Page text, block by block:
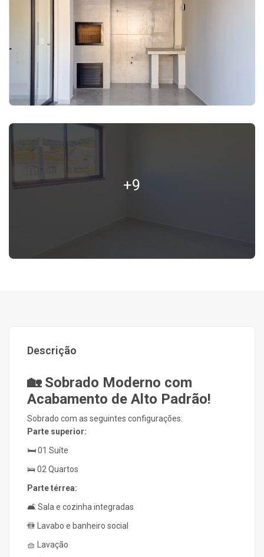
+9
Descrição
🏡 Sobrado Moderno com
Acabamento de Alto Padrão!
Sobrado com as seguintes configurações:
Parte superior:
🛏️ 01 Suíte
🛌 02 Quartos
Parte térrea:
🛋️ Sala e cozinha integradas
🚻 Lavabo e banheiro social
🧺 Lavação